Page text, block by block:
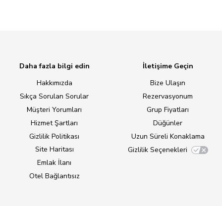
Daha fazla bilgi edin
Hakkımızda
Sıkça Sorulan Sorular
Müşteri Yorumları
Hizmet Şartları
Gizlilik Politikası
Site Haritası
Emlak İlanı
Otel Bağlantısız
İletişime Geçin
Bize Ulaşın
Rezervasyonum
Grup Fiyatları
Düğünler
Uzun Süreli Konaklama
Gizlilik Seçenekleri